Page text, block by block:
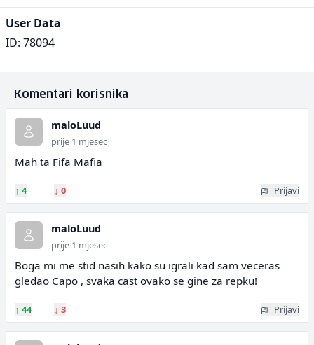
User Data
ID: 78094
Komentari korisnika
maloLuud
prije 1 mjesec
Mah ta Fifa Mafia
↑ 4 ↓ 0 Prijavi
maloLuud
prije 1 mjesec
Boga mi me stid nasih kako su igrali kad sam veceras
gledao Capo , svaka cast ovako se gine za repku!
↑ 44 ↓ 3 Prijavi